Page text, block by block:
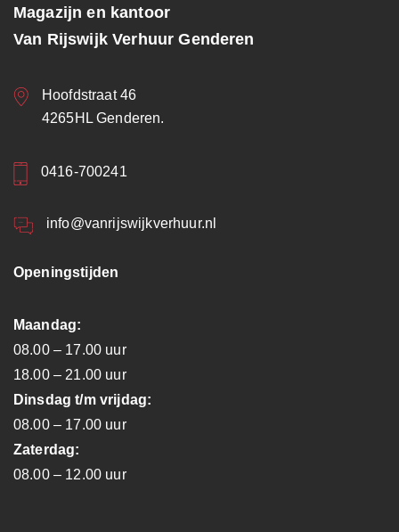
Magazijn en kantoor
Van Rijswijk Verhuur Genderen
Hoofdstraat 46
4265HL Genderen.
0416-700241
info@vanrijswijkverhuur.nl
Openingstijden
Maandag:
08.00 – 17.00 uur
18.00 – 21.00 uur
Dinsdag t/m vrijdag:
08.00 – 17.00 uur
Zaterdag:
08.00 – 12.00 uur